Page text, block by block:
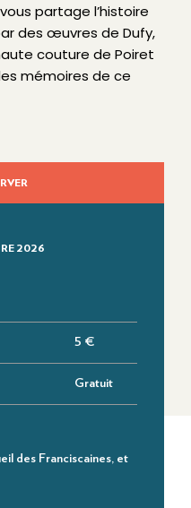
partage l’histoire
des œuvres de Dufy,
couture de Poiret
mémoires de ce
2026
5 €
Gratuit
des Franciscaines, et